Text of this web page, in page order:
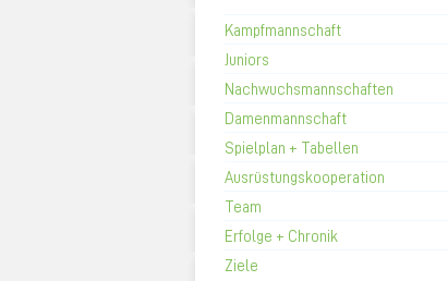
Kampfmannschaft
Juniors
Nachwuchsmannschaften
Damenmannschaft
Spielplan + Tabellen
Ausrüstungskooperation
Team
Erfolge + Chronik
Ziele